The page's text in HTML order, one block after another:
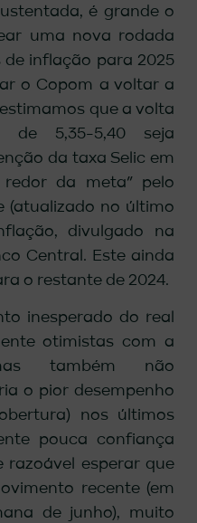
é grande o
uma nova rodada
inflação para 2025
o Copom a voltar a
que a volta
5,35-5,40 seja
da taxa Selic em
redor da meta” pelo
(atualizado no último
divulgado na
Central. Este ainda
o restante de 2024.
inesperado do real
otimistas com a
também não
o pior desempenho
nos últimos
pouca confiança
razoável esperar que
recente (em
de junho), muito